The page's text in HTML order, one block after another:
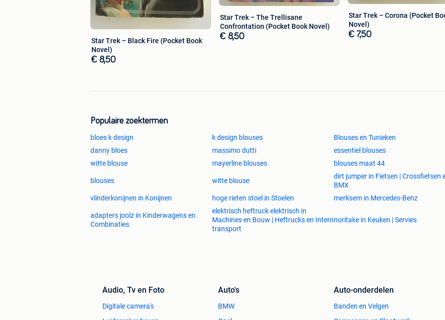
Star Trek – Black Fire (Pocket Book
Novel)
€ 8,50
Star Trek – The Trellisane
Confrontation (Pocket Book Novel)
€ 8,50
Star Trek – Corona (Pocket
Novel)
€ 7,50
Populaire zoektermen
bloes k design k design blouses Blouses en Tunieken
danny bloes
massimo dutti essentiel blouses
witte blouse
mayerline blouses blouses maat 44
blouses witte blouse
dirt jumper in Fietsen | Crossfietsen
BMX
vlinderkonijnen in Konijnen hoge rieten stoel in Stoelen merksem in Mercedes-Benz
adapters joolz in Kinderwagens en
Combinaties
elektrisch heftruck elektrisch in
Machines en Bouw | Heftrucks en Intern
transport
noritake in Keuken | Servies
Audio, Tv en Foto
Digitale camera's
Auto's
BMW
Auto-onderdelen
Banden en Velgen